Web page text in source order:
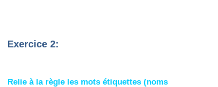
Exercice 2:
Relie à la règle les mots étiquettes (noms